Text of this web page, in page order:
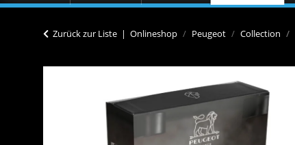
Zurück zur Liste Onlineshop Peugeot Collection